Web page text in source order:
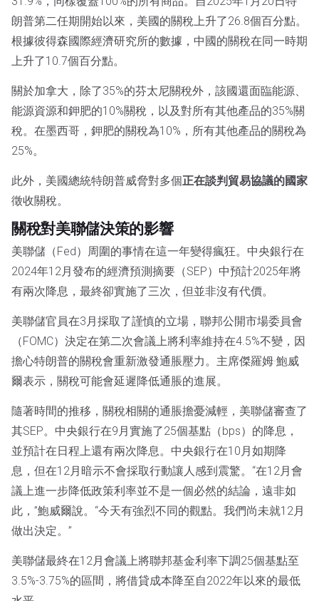
朗普第二任期開始以來，美國的關稅上升了26.8個百分點。
根據彼得森國際經濟研究所的數據，中國的關稅在同一時期
上升了10.7個百分點。
關於加拿大，除了35%的芬太尼關稅外，該國還面臨能源、
能源資源和鉀肥的10%關稅，以及對所有其他產品的35%關
稅。在墨西哥，鉀肥的關稅為10%，所有其他產品的關稅為
25%。
此外，美國總統特朗普威脅對多個正在談判貿易協議的國家
徵收關稅。
關稅對美聯儲決策的影響
美聯儲（Fed）周圍的事情在這一年變得瘋狂。中央銀行在
2024年12月發布的經濟預測摘要（SEP）中預計2025年將
有兩次降息，最終卻實施了三次，但並非沒有代價。
美聯儲官員在3月採取了謹慎的立場，聯邦公開市場委員會
（FOMC）決定在第二次會議上將利率維持在4.5%不變，因
擔心特朗普的關稅會重新激發通脹壓力。主席傑羅姆·鮑威
爾表示，關稅可能會延遲降低通脹的進展。
隨著時間的推移，關稅相關的通脹擔憂減輕，美聯儲審查了
其SEP。中央銀行在9月實施了25個基點（bps）的降息，
並預計在日程上還有兩次降息。中央銀行在10月如期降
息，但在12月暗示不會採取行動讓人感到震驚。“在12月會
議上進一步降低政策利率並不是一個必然的結論，遠非如
此，”鮑威爾說。“今天有強烈不同的觀點。我們尚未就12月
做出決定。”
美聯儲最終在12月會議上將聯邦基金利率下調25個基點至
3.5%-3.75%的區間，將借貸成本降至自2022年以來的最低